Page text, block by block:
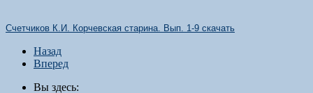
Счетчиков К.И. Корчевская старина. Вып. 1-9 скачать
Назад
Вперед
Вы здесь: